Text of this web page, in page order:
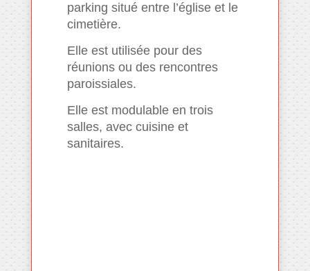
parking situé entre l’église et le
cimetière.
Elle est utilisée pour des
réunions ou des rencontres
paroissiales.
Elle est modulable en trois
salles, avec cuisine et
sanitaires.